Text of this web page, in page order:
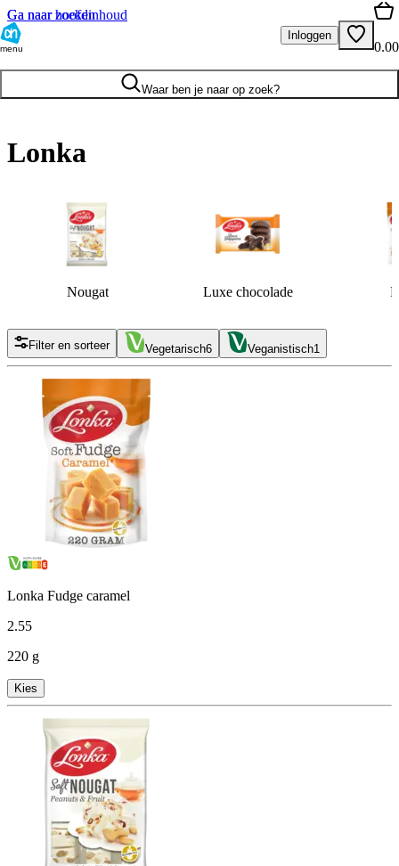
Ga naar hoofdinhoud
Ga naar zoeken
menu
Inloggen
0.00
Waar ben je naar op zoek?
Lonka
Nougat Luxe chocolade
Filter en sorteer Vegetarisch6 Veganistisch1
Lonka Fudge caramel
2.55
220 g
Kies